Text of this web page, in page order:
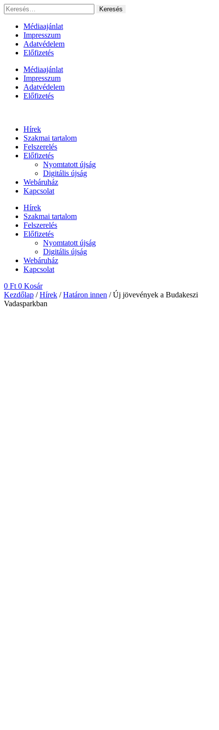
Ugrás
a
tartalomhoz
Keresés:
Médiaajánlat
Impresszum
Adatvédelem
Előfizetés
Médiaajánlat
Impresszum
Adatvédelem
Előfizetés
Hírek
Szakmai tartalom
Felszerelés
Előfizetés
Nyomtatott újság
Digitális újság
Webáruház
Kapcsolat
Hírek
Szakmai tartalom
Felszerelés
Előfizetés
Nyomtatott újság
Digitális újság
Webáruház
Kapcsolat
0 Ft 0 Kosár
Kezdőlap /Hírek /Határon innen / Új jövevények a Budakeszi
Vadasparkban